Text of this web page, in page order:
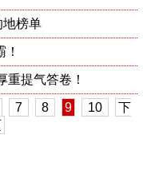
地榜单
重提气答卷！
7 8 9 10
下